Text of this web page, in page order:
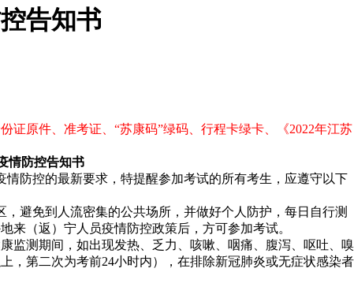
告知书
证原件、准考证、“苏康码”绿码、行程卡绿卡、《2022年江苏
情防控告知书
防控的最新要求，特提醒参加考试的所有考生，应遵守以下
避免到人流密集的公共场所，并做好个人防护，每日自行测
（返）宁人员疫情防控政策后，方可参加考试。
监测期间，如出现发热、乏力、咳嗽、咽痛、腹泻、呕吐、嗅
，第二次为考前24小时内），在排除新冠肺炎或无症状感染者